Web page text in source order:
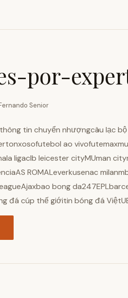
por-
Senior
tin chuyển nhượngcâu lạc
ao
ligaclb leicester cityMUman
ROMALeverkusenac
bong
đá cúp thế giớitin bóng đá